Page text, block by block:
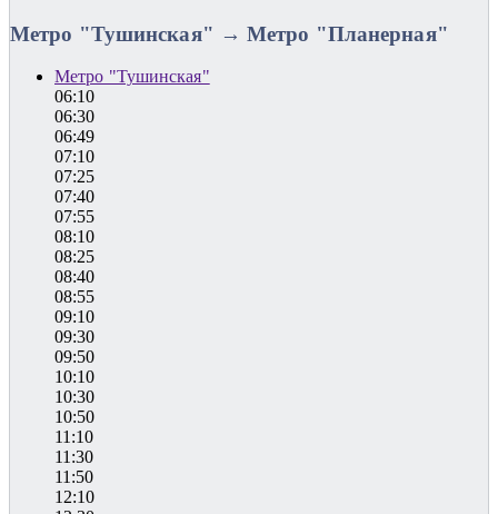
Метро "Тушинская" → Метро "Планерная"
Метро "Тушинская"
06:10
06:30
06:49
07:10
07:25
07:40
07:55
08:10
08:25
08:40
08:55
09:10
09:30
09:50
10:10
10:30
10:50
11:10
11:30
11:50
12:10